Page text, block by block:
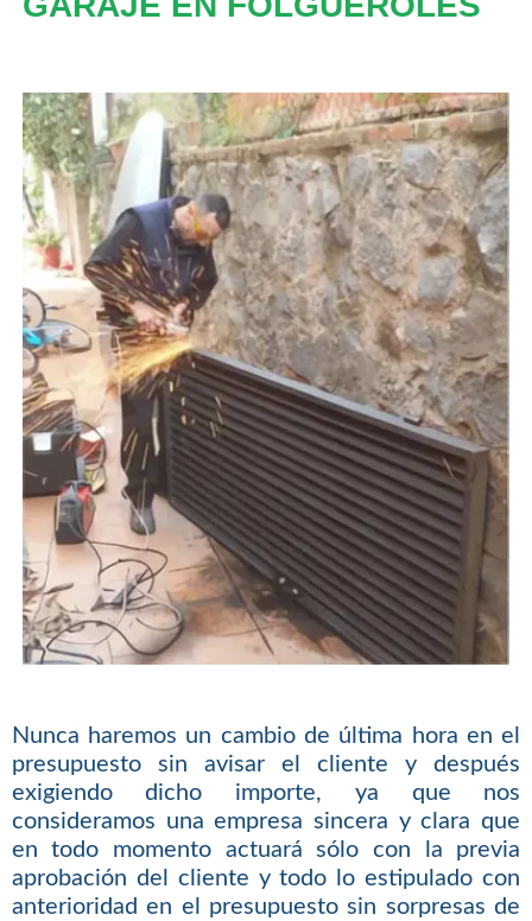
Nunca haremos un cambio de última hora en el
presupuesto sin avisar el cliente y después
exigiendo dicho importe, ya que nos
consideramos una empresa sincera y clara que
en todo momento actuará sólo con la previa
aprobación del cliente y todo lo estipulado con
anterioridad en el presupuesto sin sorpresas de